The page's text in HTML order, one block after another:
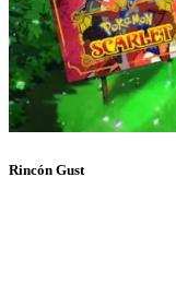
Rincón Gust